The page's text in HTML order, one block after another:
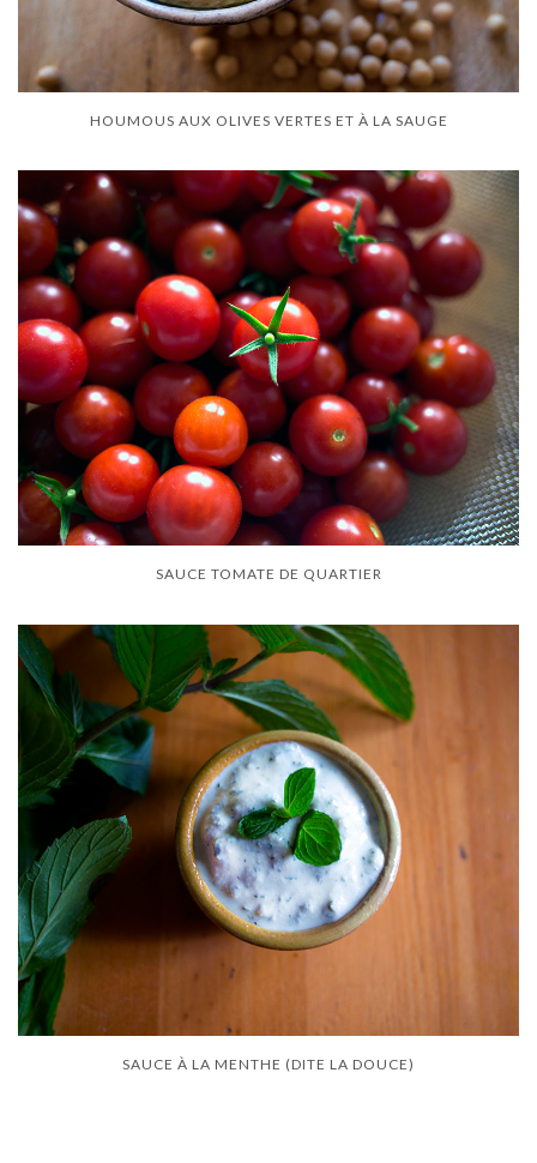
HOUMOUS AUX OLIVES VERTES ET À LA SAUGE
SAUCE TOMATE DE QUARTIER
SAUCE À LA MENTHE (DITE LA DOUCE)